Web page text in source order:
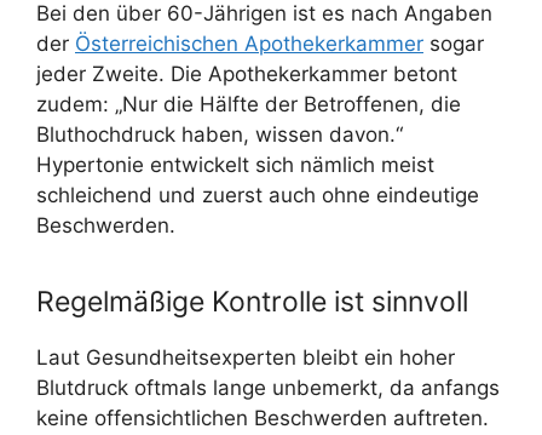
Bei den über 60-Jährigen ist es nach Angaben
der Österreichischen Apothekerkammer sogar
jeder Zweite. Die Apothekerkammer betont
zudem: „Nur die Hälfte der Betroffenen, die
Bluthochdruck haben, wissen davon.“
Hypertonie entwickelt sich nämlich meist
schleichend und zuerst auch ohne eindeutige
Beschwerden.
Regelmäßige Kontrolle ist sinnvoll
Laut Gesundheitsexperten bleibt ein hoher
Blutdruck oftmals lange unbemerkt, da anfangs
keine offensichtlichen Beschwerden auftreten.